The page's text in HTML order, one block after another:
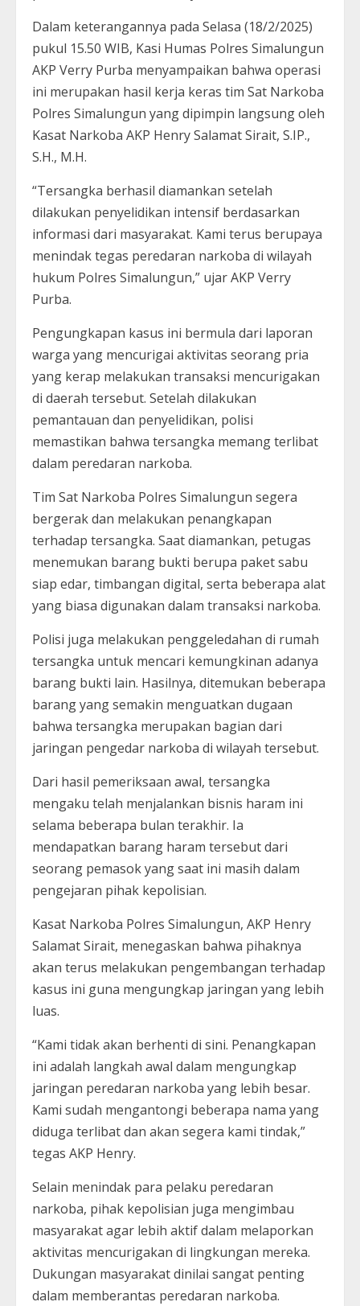
Dalam keterangannya pada Selasa (18/2/2025)
pukul 15.50 WIB, Kasi Humas Polres Simalungun
AKP Verry Purba menyampaikan bahwa operasi
ini merupakan hasil kerja keras tim Sat Narkoba
Polres Simalungun yang dipimpin langsung oleh
Kasat Narkoba AKP Henry Salamat Sirait, S.IP.,
S.H., M.H.
“Tersangka berhasil diamankan setelah
dilakukan penyelidikan intensif berdasarkan
informasi dari masyarakat. Kami terus berupaya
menindak tegas peredaran narkoba di wilayah
hukum Polres Simalungun,” ujar AKP Verry
Purba.
Pengungkapan kasus ini bermula dari laporan
warga yang mencurigai aktivitas seorang pria
yang kerap melakukan transaksi mencurigakan
di daerah tersebut. Setelah dilakukan
pemantauan dan penyelidikan, polisi
memastikan bahwa tersangka memang terlibat
dalam peredaran narkoba.
Tim Sat Narkoba Polres Simalungun segera
bergerak dan melakukan penangkapan
terhadap tersangka. Saat diamankan, petugas
menemukan barang bukti berupa paket sabu
siap edar, timbangan digital, serta beberapa alat
yang biasa digunakan dalam transaksi narkoba.
Polisi juga melakukan penggeledahan di rumah
tersangka untuk mencari kemungkinan adanya
barang bukti lain. Hasilnya, ditemukan beberapa
barang yang semakin menguatkan dugaan
bahwa tersangka merupakan bagian dari
jaringan pengedar narkoba di wilayah tersebut.
Dari hasil pemeriksaan awal, tersangka
mengaku telah menjalankan bisnis haram ini
selama beberapa bulan terakhir. Ia
mendapatkan barang haram tersebut dari
seorang pemasok yang saat ini masih dalam
pengejaran pihak kepolisian.
Kasat Narkoba Polres Simalungun, AKP Henry
Salamat Sirait, menegaskan bahwa pihaknya
akan terus melakukan pengembangan terhadap
kasus ini guna mengungkap jaringan yang lebih
luas.
“Kami tidak akan berhenti di sini. Penangkapan
ini adalah langkah awal dalam mengungkap
jaringan peredaran narkoba yang lebih besar.
Kami sudah mengantongi beberapa nama yang
diduga terlibat dan akan segera kami tindak,”
tegas AKP Henry.
Selain menindak para pelaku peredaran
narkoba, pihak kepolisian juga mengimbau
masyarakat agar lebih aktif dalam melaporkan
aktivitas mencurigakan di lingkungan mereka.
Dukungan masyarakat dinilai sangat penting
dalam memberantas peredaran narkoba.